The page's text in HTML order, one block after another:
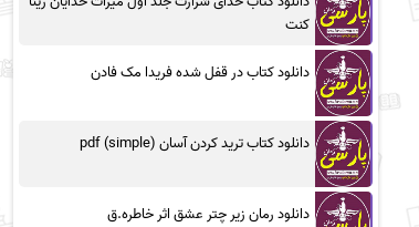
کنت
دانلود کتاب در قفل شده فریدا مک فادن
دانلود کتاب ترید کردن آسان (simple) pdf
دانلود رمان زیر چتر عشق اثر خاطره.ق